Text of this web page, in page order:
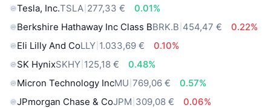
Tesla, Inc.TSLA 277,33 €
0.01%
Berkshire Hathaway Inc Class BBRK.B 454,47 €
0.22%
Eli Lilly And CoLLY 1.033,69 €
0.10%
SK HynixSKHY 125,18 €
0.48%
Micron Technology IncMU 769,06 €
0.57%
JPmorgan Chase & CoJPM 309,08 €
0.06%